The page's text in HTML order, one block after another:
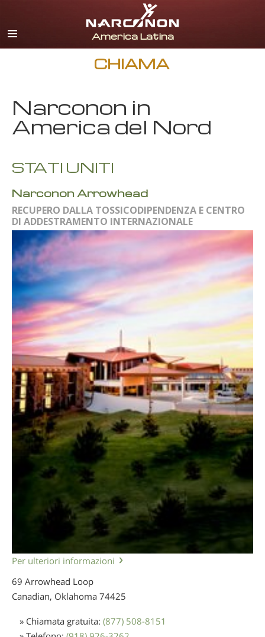
spagnolo
inglese
olandese
CHIAMA
Narconon in
America del Nord
STATI UNITI
Narconon Arrowhead
RECUPERO DALLA TOSSICODIPENDENZA E CENTRO
DI ADDESTRAMENTO INTERNAZIONALE
Per ulteriori informazioni
69 Arrowhead Loop
Canadian, Oklahoma 74425
» Chiamata gratuita: (877) 508-8151